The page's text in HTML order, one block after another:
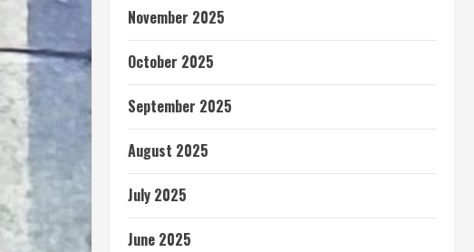
November 2025
October 2025
September 2025
August 2025
July 2025
June 2025